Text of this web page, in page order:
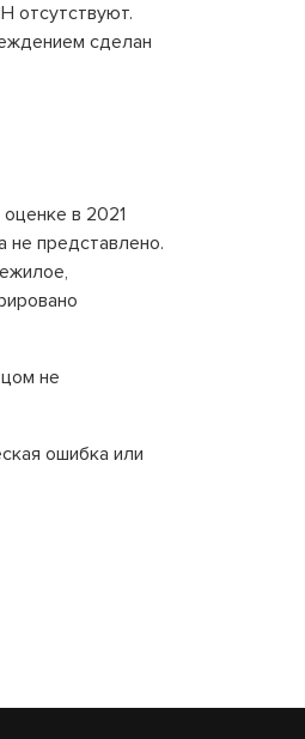
отсутствуют.
сделан
в 2021
не представлено.
не
ошибка или